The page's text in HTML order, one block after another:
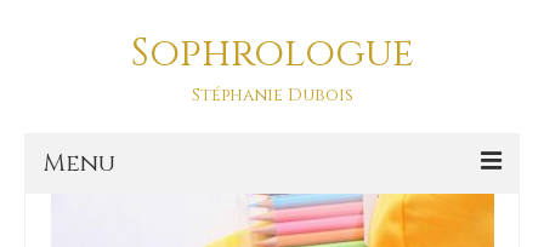
Sophrologue
Stéphanie Dubois
Menu
concentration